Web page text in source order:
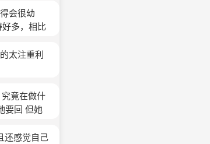
会很幼
多，相比
们可能早
有趣不快
太注重利
竟在做什
要回 但她
虚拟来诠
还感觉自己